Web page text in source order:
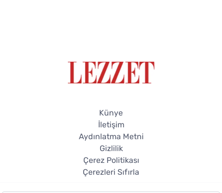
Künye
İletişim
Aydınlatma Metni
Gizlilik
Çerez Politikası
Çerezleri Sıfırla